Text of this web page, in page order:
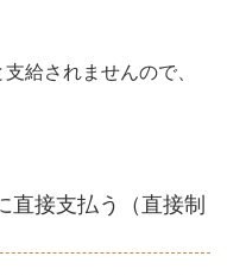
給されませんので、
直接支払う（直接制